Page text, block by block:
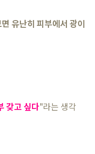
유난히 피부에서 광이
갖고 싶다"라는 생각